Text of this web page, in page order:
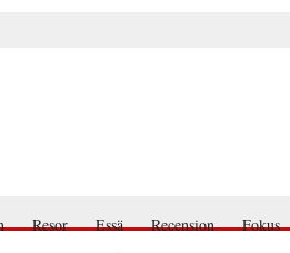
Resor Essä Recension Fokus